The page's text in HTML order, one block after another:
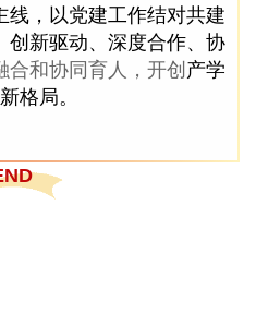
线，以党建工作结对共建
创新驱动、深度合作、协
和‌协同育人， 开创 产学
格局。